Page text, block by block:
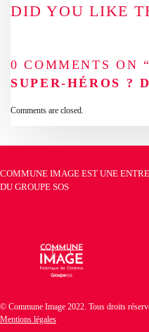
DID YOU LIKE
0 COMMENTS ON
SUPER-HÉROS ?
Comments are closed.
COMMUNE IMAGE EST UNE
DU GROUPE SOS
© Commune Image 2022. Tous droits
Mentions légales